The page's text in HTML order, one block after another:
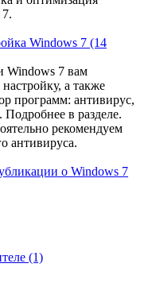
Windows 7 (14
Windows 7 вам
а также
программ: антивирус,
в разделе.
рекомендуем
антивируса.
о Windows 7
(1)